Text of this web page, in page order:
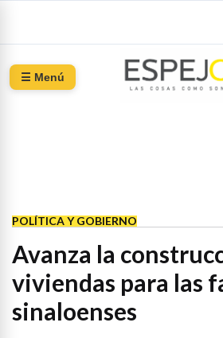
☰ Menú
POLÍTICA Y GOBIERNO
Avanza la
viviendas para las
sinaloenses